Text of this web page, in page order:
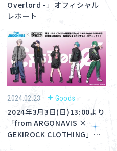
Overlord -」オフィシャル
レポート
2024.02.23 Goods
2024年3月3日(日)13:00より
「from ARGONAVIS ×
GEKIROCK CLOTHING」…